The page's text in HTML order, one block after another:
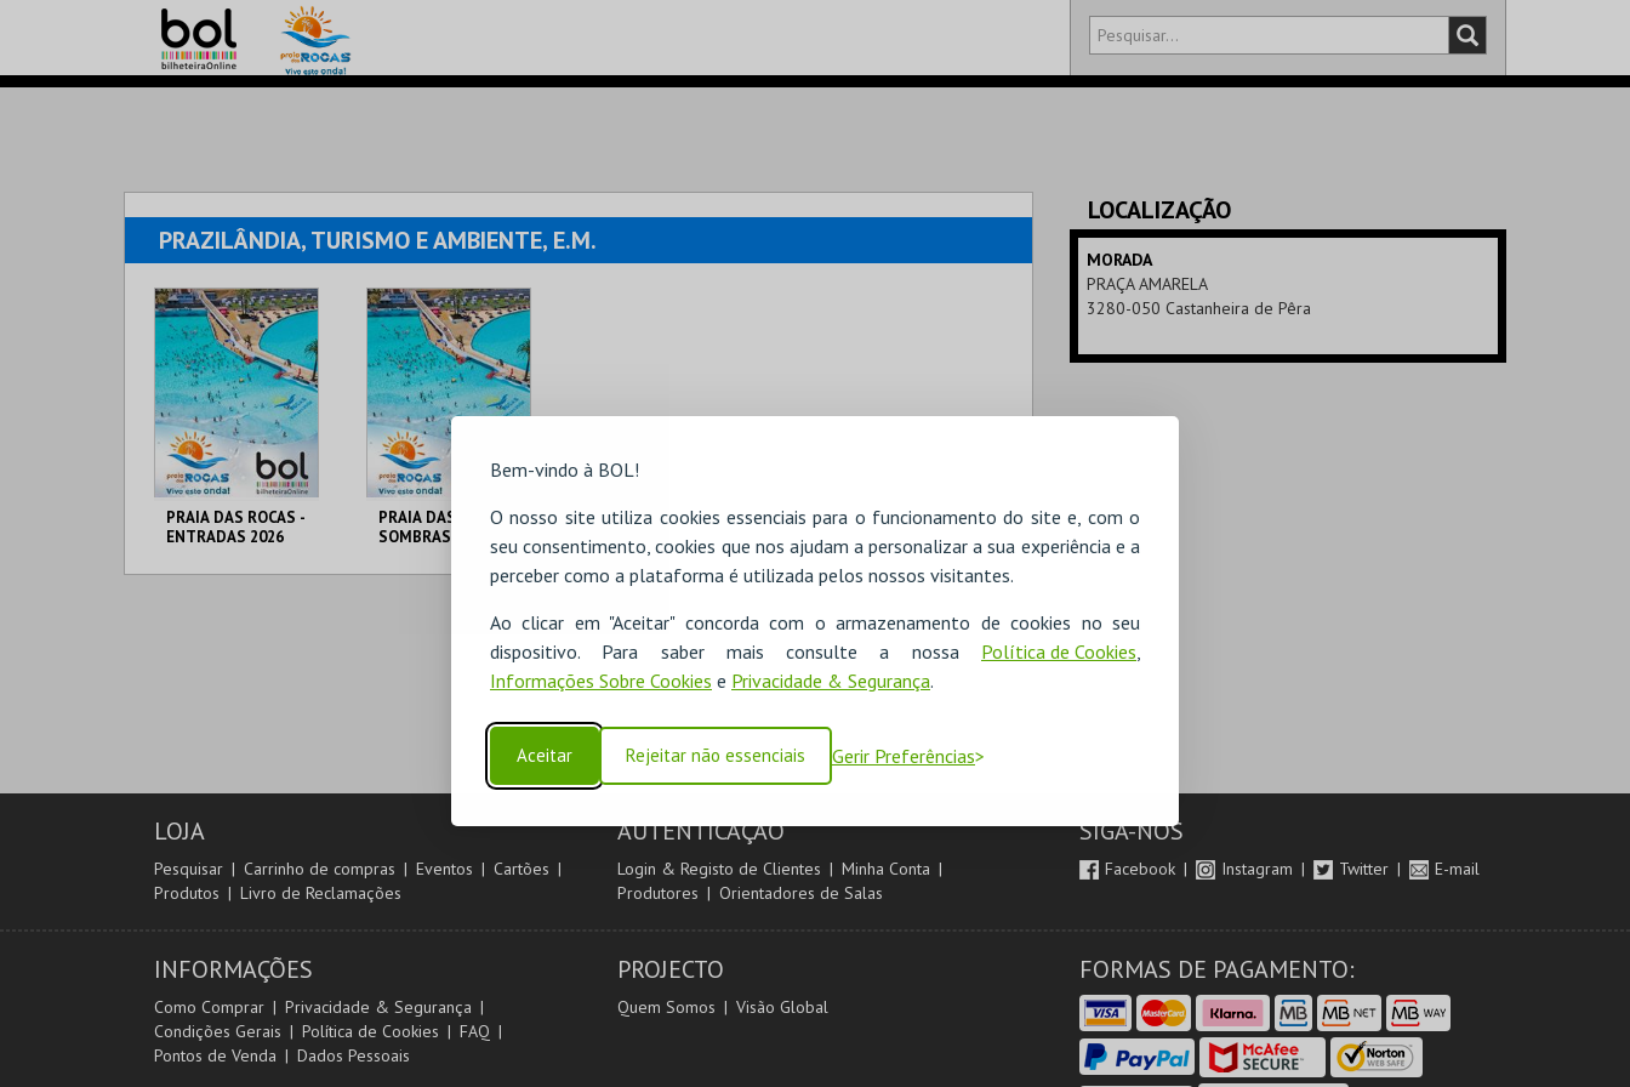
Bem-vindo à BOL!
O nosso site utiliza cookies essenciais para o funcionamento do site e, com o
seu consentimento, cookies que nos ajudam a personalizar a sua experiência e a
perceber como a plataforma é utilizada pelos nossos visitantes.
Ao clicar em "Aceitar" concorda com o armazenamento de cookies no seu
dispositivo. Para saber mais consulte a nossa Política de Cookies,
Informações Sobre Cookies e Privacidade & Segurança.
Aceitar Rejeitar não essenciais Gerir Preferências
PRAZILÂNDIA, TURISMO E AMBIENTE, E.M.
PRAIA DAS ROCAS -
ENTRADAS 2026
PRAIA DAS ROCAS -
SOMBRAS 2026
COMPRAR
LOCALIZAÇÃO
MORADA
PRAÇA AMARELA
3280-050 Castanheira de Pêra
LOJA
Pesquisar Carrinho de compras Eventos
Cartões
Produtos
Livro de Reclamações
AUTENTICAÇÃO
Login & Registo de Clientes
Minha Conta
Produtores
Orientadores de Salas
SIGA-NOS
Facebook Instagram Twitter E-mail
INFORMAÇÕES
Como Comprar
Privacidade & Segurança
Condições Gerais
Política de Cookies
FAQ
Pontos de Venda
Dados Pessoais
PROJECTO
Quem Somos Visão Global
FORMAS DE PAGAMENTO: